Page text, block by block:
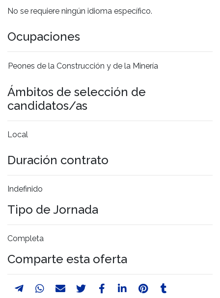
No se requiere ningún idioma específico.
Ocupaciones
Peones de la Construcción y de la Minería
Ámbitos de selección de
candidatos/as
Local
Duración contrato
Indefinido
Tipo de Jornada
Completa
Comparte esta oferta